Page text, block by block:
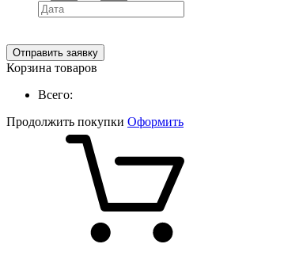
Отправить заявку
Корзина товаров
Всего:
Продолжить покупки Оформить